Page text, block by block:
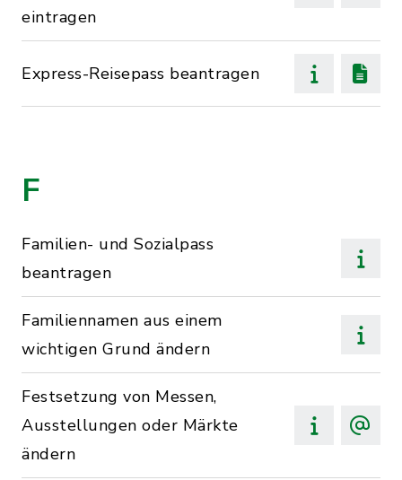
eintragen
Express-Reisepass beantragen
F
Familien- und Sozialpass
beantragen
Familiennamen aus einem
wichtigen Grund ändern
Festsetzung von Messen,
Ausstellungen oder Märkte
ändern